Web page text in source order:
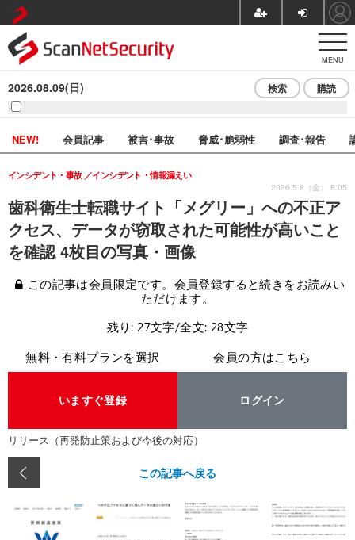
MENU
2026.08.09(日) 検索 購読
NEW! 会員記事 被害･事故 脅威･脆弱性 調査･報告
歯科衛生士転職サイト「メグリー」への不正ア
クセス、データが窃取された可能性が高いこと
を確認 4枚目の写真・画像
インシデント・事故 インシデント・情報漏えい
2026.5.8（金） 8:05
この記事は会員限定です。会員登録すると続きをお読みい
ただけます。
残り: 27文字/全文: 28文字
無料・有料プランを選択
いますぐ登録
会員の方はこちら
ログイン
リリース（再発防止策および今後の対応）
この記事へ戻る